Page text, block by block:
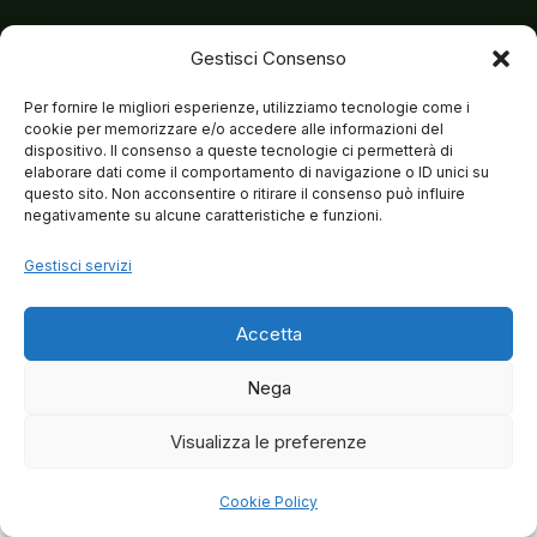
Gestisci Consenso
Per fornire le migliori esperienze, utilizziamo tecnologie come i
cookie per memorizzare e/o accedere alle informazioni del
dispositivo. Il consenso a queste tecnologie ci permetterà di
elaborare dati come il comportamento di navigazione o ID unici su
questo sito. Non acconsentire o ritirare il consenso può influire
negativamente su alcune caratteristiche e funzioni.
Gestisci servizi
Accetta
Nega
Visualizza le preferenze
Cookie Policy